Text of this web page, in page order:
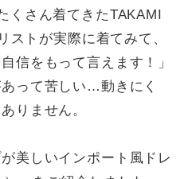
くさん着てきたTAKAMI
ストが実際に着てみて、
信をもって言えます！」
って苦しい…動きにく
りません。
美しいインポート風ドレ